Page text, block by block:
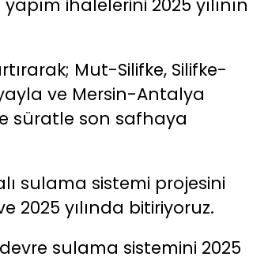
ihalelerini 2025 yılının
Mut-Silifke, Silifke-
ve Mersin-Antalya
süratle son safhaya
sulama sistemi projesini
yılında bitiriyoruz.
devre sulama sistemini 2025